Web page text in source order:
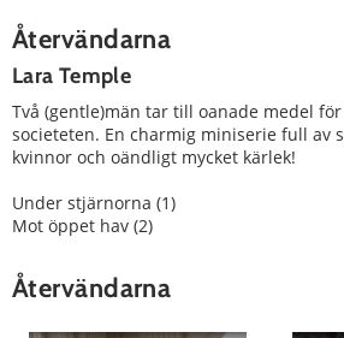
Återvändarna
Lara Temple
Två (gentle)män tar till oanade medel
societeten. En charmig miniserie full av
kvinnor och oändligt mycket kärlek!
Under stjärnorna (1)
Mot öppet hav (2)
Återvändarna